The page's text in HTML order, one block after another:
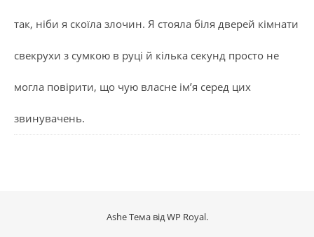
так, ніби я скоїла злочин. Я стояла біля дверей кімнати
свекрухи з сумкою в руці й кілька секунд просто не
могла повірити, що чую власне ім’я серед цих
звинувачень.
Ashe Тема відWP Royal.